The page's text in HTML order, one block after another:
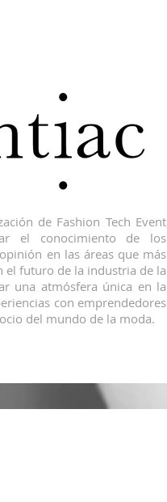
de Fashion Tech Event
el conocimiento de los
en las áreas que más
el futuro de la industria de la
una atmósfera única en la
con emprendedores
del mundo de la moda.